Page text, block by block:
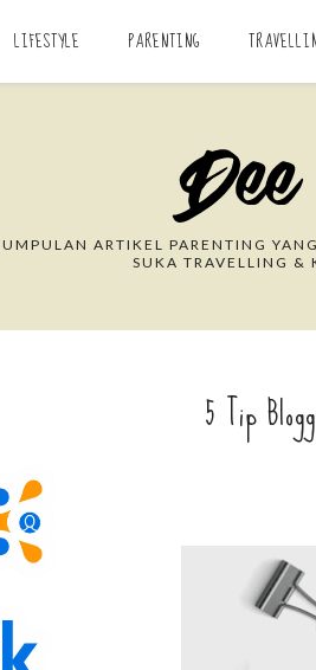
LIFESTYLE PARENTING
ARTIKEL PARENTING
SUKA TRAVELLING &
5 Tip